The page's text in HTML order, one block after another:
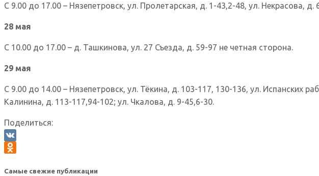
С 9.00 до 17.00 – Нязепетровск, ул. Пролетарская, д. 1-43,2-48, ул. Некрасова, д.
28 мая
С 10.00 до 17.00 – д. Ташкинова, ул. 27 Съезда, д. 59-97 не четная сторона.
29 мая
С 9.00 до 14.00 – Нязепетровск, ул. Тёкина, д. 103-117, 130-136, ул. Испанских
Калинина, д. 113-117,94-102; ул. Чкалова, д. 9-45,6-30.
Поделиться:
VK
Самые свежие публикации